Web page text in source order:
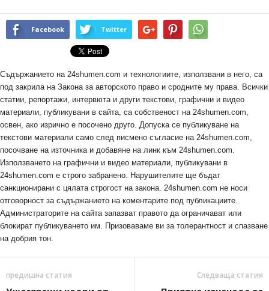
Facebook Twitter
Съдържанието на 24shumen.com и технологиите, използвани в него, са
под закрила на Закона за авторското право и сродните му права. Всички
статии, репортажи, интервюта и други текстови, графични и видео
материали, публикувани в сайта, са собственост на 24shumen.com,
освен, ако изрично е посочено друго. Допуска се публикуване на
текстови материали само след писмено съгласие на 24shumen.com,
посочване на източника и добавяне на линк към 24shumen.com.
Използването на графични и видео материали, публикувани в
24shumen.com е строго забранено. Нарушителите ще бъдат
санкционирани с цялата строгост на закона. 24shumen.com не носи
отговорност за съдържанието на коментарите под публикациите.
Администраторите на сайта запазват правото да ограничават или
блокират публикуването им. Призоваваме ви за толерантност и спазване
на добрия тон.
предишна статия Следваща статия